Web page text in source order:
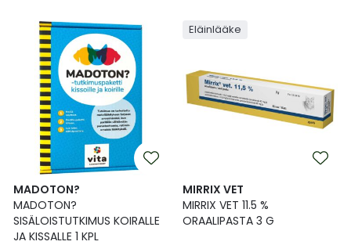
MADOTON?
MADOTON?
SISÄLOISTUTKIMUS KOIRALLE
JA KISSALLE 1 KPL
Eläinlääke
MIRRIX VET
MIRRIX VET 11.5 %
ORAALIPASTA 3 G